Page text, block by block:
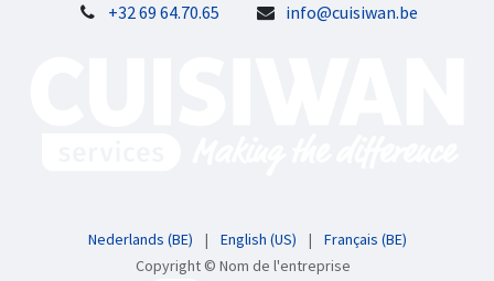
+32 69 64.70.65
info@cuisiwan.be
Copyright © Nom de l'entreprise
Nederlands (BE) | English (US) | Français (BE)